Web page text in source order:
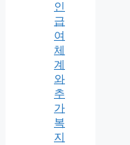
인
급
여
체
계
와
추
가
복
지